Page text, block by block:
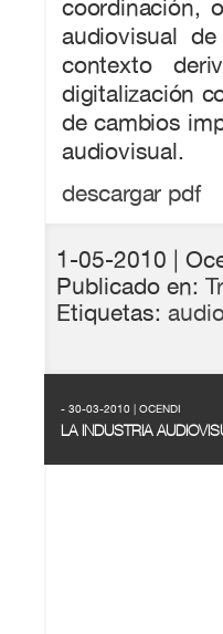
coordinación,
audiovisual
contexto
digitalización
de cambios
audiovisual.
descargar pdf
1-05-2010 |
Publicado en:
Etiquetas:
- 30-03-2010 | OCENDI
LA INDUSTRIA